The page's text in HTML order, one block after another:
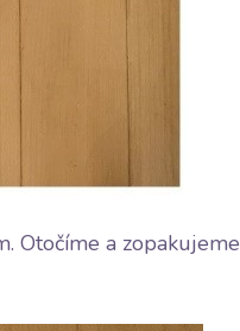
Otočíme a